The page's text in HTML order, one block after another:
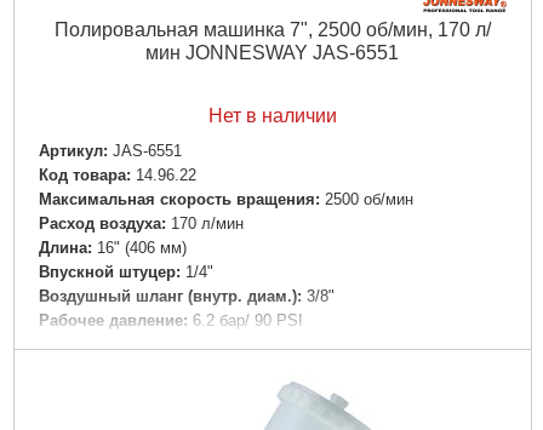
Полировальная машинка 7", 2500 об/мин, 170 л/
мин JONNESWAY JAS-6551
Нет в наличии
Артикул: JAS-6551
Код товара: 14.96.22
Максимальная скорость вращения: 2500 об/мин
Расход воздуха: 170 л/мин
Длина: 16" (406 мм)
Впускной штуцер: 1/4"
Воздушный шланг (внутр. диам.): 3/8"
Рабочее давление: 6.2 бар/ 90 PSI
Габариты упаковки: 380x200x90 мм
Подробнее...